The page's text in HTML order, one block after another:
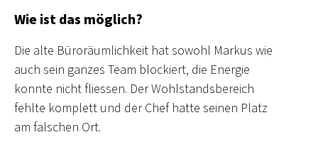
Wie ist das möglich?
Die alte Büroräumlichkeit hat sowohl Markus wie
auch sein ganzes Team blockiert, die Energie
konnte nicht fliessen. Der Wohlstandsbereich
fehlte komplett und der Chef hatte seinen Platz
am falschen Ort.